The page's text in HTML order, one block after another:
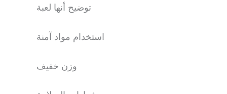
توضيح أنها لعبة
استخدام مواد آمنة
وزن خفيف